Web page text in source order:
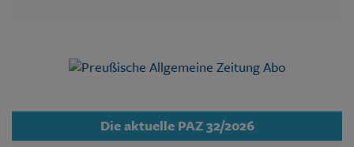
Die aktuelle PAZ 32/2026